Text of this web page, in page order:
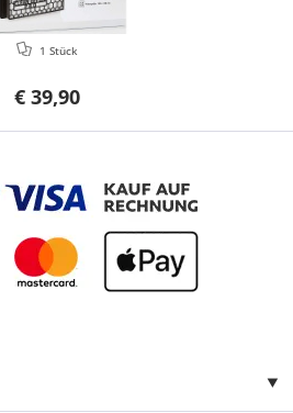
€ 39,90
1 Stück